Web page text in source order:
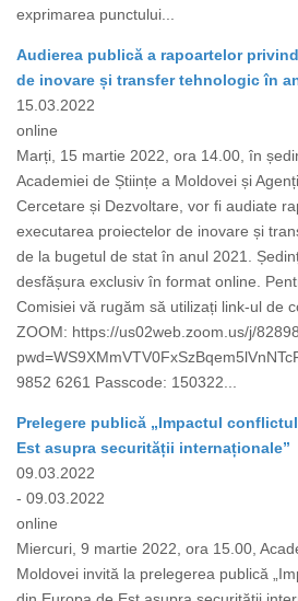
exprimarea punctului...
Audierea publică a rapoartelor
de inovare și transfer tehnologic în
15.03.2022
online
Marți, 15 martie 2022, ora 14.00, în
Academiei de Științe a Moldovei și
Cercetare și Dezvoltare, vor fi audiate
executarea proiectelor de inovare și
de la bugetul de stat în anul 2021.
desfășura exclusiv în format online.
Comisiei vă rugăm să utilizați link-ul de
ZOOM: https://us02web.zoom.us/j/
9852 6261 Passcode: 150322...
Prelegere publică „Impactul
Est asupra securității internaționale”
09.03.2022
- 09.03.2022
online
Miercuri, 9 martie 2022, ora 15.00,
Moldovei invită la prelegerea publică